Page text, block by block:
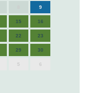
9
15 16
22 23
29 30
5 6